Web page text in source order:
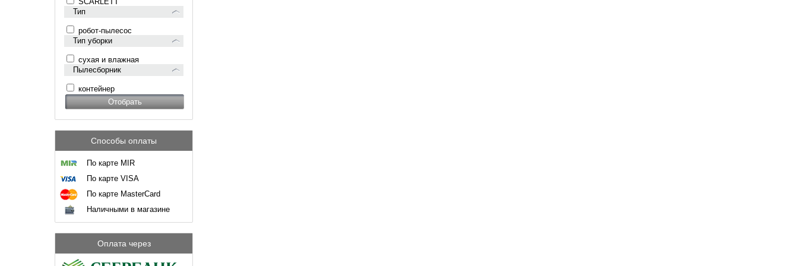
Тип
робот-пылесос
Тип уборки
сухая и влажная
Пылесборник
контейнер
Способы оплаты
По карте MIR
По карте VISA
По карте MasterCard
Наличными в магазине
Оплата через